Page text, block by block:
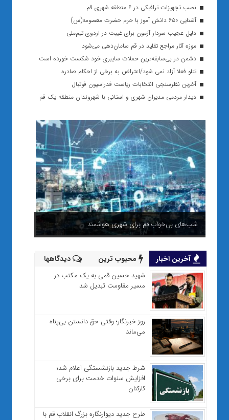
نصب تجهیزات ترافیکی در ۶ منطقه شهری قم
آشنایی ۶۵۰ دانش آموز با حرم حضرت معصومه(س)
دلیل عجیب سردار آزمون برای غیبت در اردوی تیم‌ملی
موزه آثار مراجع تقلید در قم سامان‌دهی می‌شود
دشمن در بی‌سابقه‌ترین حملات سایبری خود شکست خورده است
تتلو فعلا آزاد نمی شود/اعتراض به برخی از احکام صادره
آخرین نظرسنجی انتخابات ریاست فدراسیون فوتبال
دیدار مردمی مدیران شهری و استانی با شهروندان منطقه یک قم
شب‌های بی‌خواب قم برای شهری هوشمند
آخرین اخبار محبوب ترین دیدگاهها
شهید حسین قمی به یک مکتب در
مسیر مقاومت تبدیل شد
روز خبرنگار؛ وقتی حق دانستن بی‌پناه
می‌ماند
شرط جدید بازنشستگی اعلام شد؛
افزایش سنوات خدمت برای برخی
کارکنان
طرح جدید دیوارنگاره بزرگ انقلاب قم با